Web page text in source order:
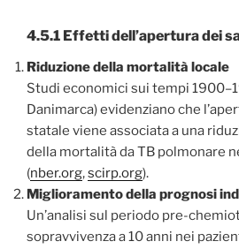
4.5.1 Effetti dell’apertura dei
Riduzione della mortalità locale
Studi economici sui tempi
Danimarca) evidenziano che
statale viene associata a una
della mortalità da TB polmonare
(nber.org,scirp.org).
Miglioramento della prognosi
Un’analisi sul periodo pre-
sopravvivenza a 10 anni nei